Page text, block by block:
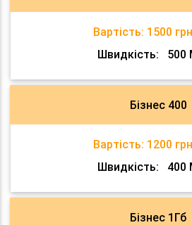
Вартість: 1500
Швидкість:
500
Бізнес 400
Вартість: 1200
Швидкість:
400
Бізнес 1Гб